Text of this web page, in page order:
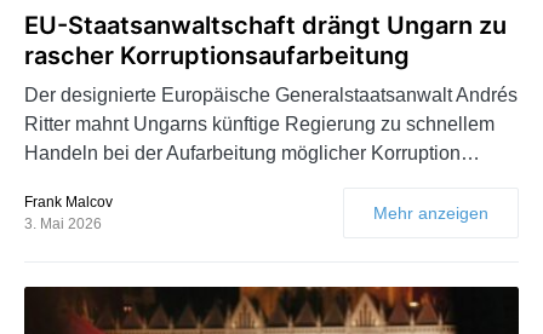
EU-Staatsanwaltschaft drängt Ungarn zu
rascher Korruptionsaufarbeitung
Der designierte Europäische Generalstaatsanwalt Andrés
Ritter mahnt Ungarns künftige Regierung zu schnellem
Handeln bei der Aufarbeitung möglicher Korruption…
Frank Malcov
3. Mai 2026
Mehr anzeigen